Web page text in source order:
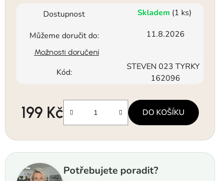
Dostupnost Skladem (1 ks)
Můžeme doručit do: 11.8.2026
Možnosti doručení
Kód:
STEVEN 023 TYRKY
162096
199 Kč DO KOŠÍKU
Potřebujete poradit?